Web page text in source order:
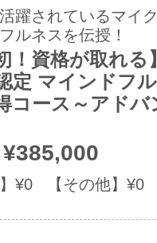
躍されているマイ
ルネスを伝授！
！資格が取れ
定 マインドフ
コース～アドバ
¥385,000
】¥0 【その他】¥0